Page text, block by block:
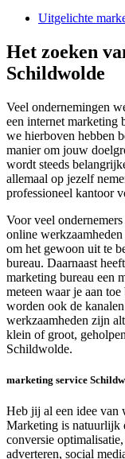
Uitgelichte
Het zoeken
Schildwolde
Veel ondernemingen
een internet marketing
we hierboven hebben
manier om jouw
wordt steeds
allemaal op jezelf
professioneel kantoor
Voor veel
online
om het gewoon uit te
bureau. Daarnaast
marketing bureau een
meteen waar je aan
worden ook de
werkzaamheden zijn
klein of groot,
Schildwolde.
marketing service
Heb jij al een idee van
Marketing is natuurlijk
conversie
adverteren, social